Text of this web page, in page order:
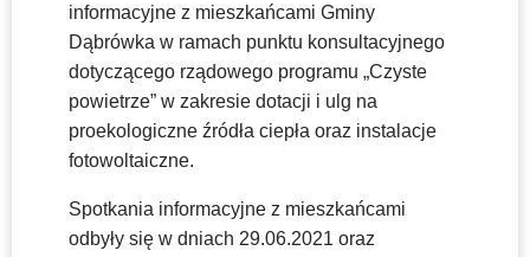
informacyjne z mieszkańcami Gminy
Dąbrówka w ramach punktu konsultacyjnego
dotyczącego rządowego programu „Czyste
powietrze” w zakresie dotacji i ulg na
proekologiczne źródła ciepła oraz instalacje
fotowoltaiczne.
Spotkania informacyjne z mieszkańcami
odbyły się w dniach 29.06.2021 oraz